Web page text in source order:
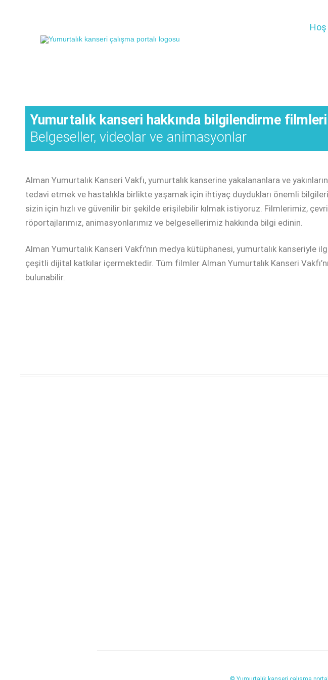
Yumurtalık kanseri hakkında bilgilendirme filmleri
Belgeseller, videolar ve animasyonlar
Alman Yumurtalık Kanseri Vakfı, yumurtalık kanserine yakalananlara ve
tedavi etmek ve hastalıkla birlikte yaşamak için ihtiyaç duydukları önemli
sizin için hızlı ve güvenilir bir şekilde erişilebilir kılmak istiyoruz. Filmlerimiz,
röportajlarımız, animasyonlarımız ve belgesellerimiz hakkında bilgi edinin.
Alman Yumurtalık Kanseri Vakfı’nın medya kütüphanesi, yumurtalık kanseriyle
çeşitli dijital katkılar içermektedir. Tüm filmler Alman Yumurtalık Kanseri
bulunabilir.